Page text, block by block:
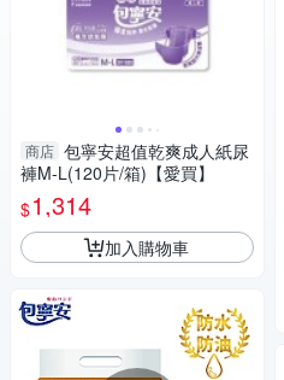
商店 包寧安超值乾爽成人紙尿
褲M-L(120片/箱)【愛買】
$1,314
加入購物車